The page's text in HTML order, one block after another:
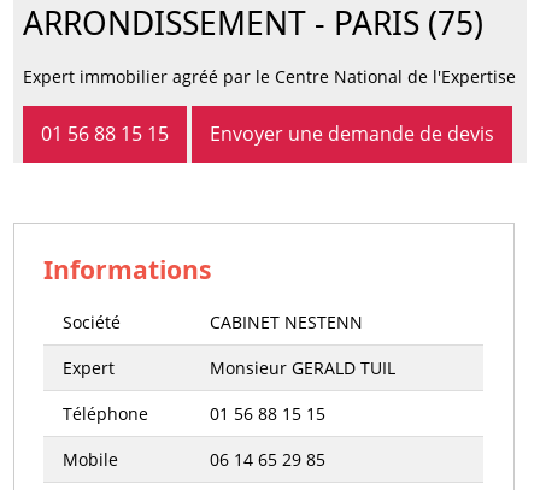
ARRONDISSEMENT - PARIS (75)
Expert immobilier agréé par le Centre National de l'Expertise
01 56 88 15 15 Envoyer une demande de devis
Informations
Société
CABINET NESTENN
Expert
Monsieur GERALD TUIL
Téléphone
01 56 88 15 15
Mobile
06 14 65 29 85